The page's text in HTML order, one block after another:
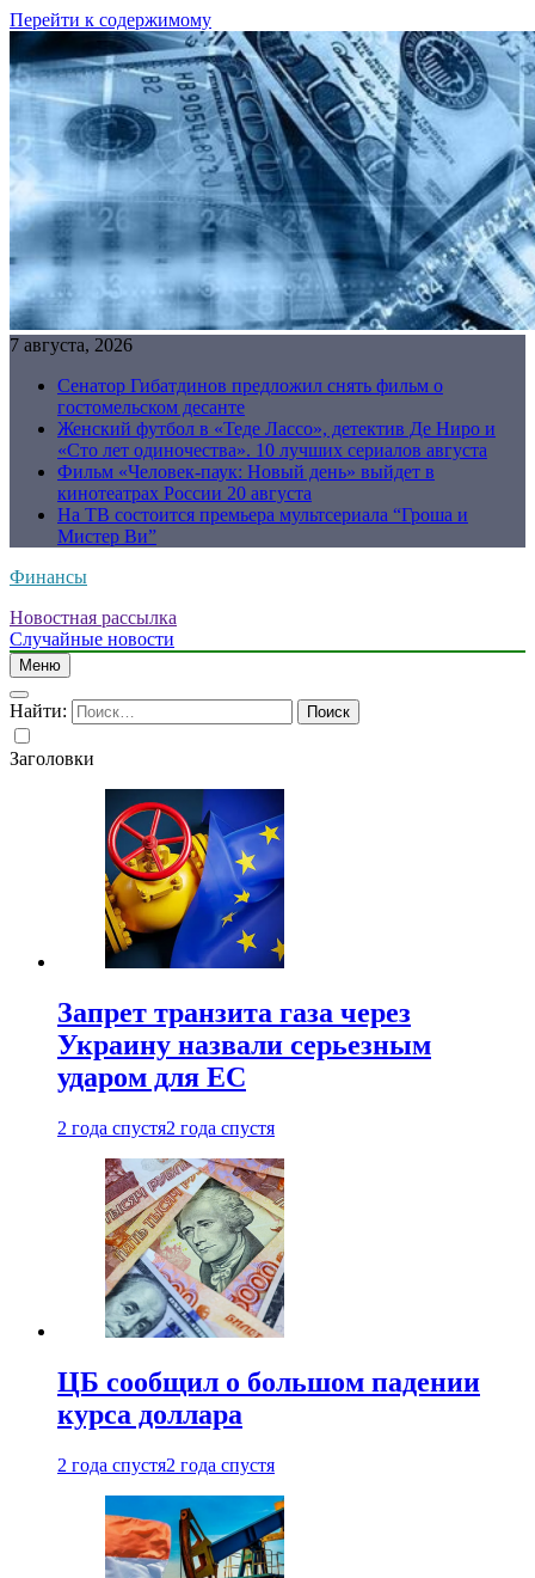
Перейти к содержимому
7 августа, 2026
Сенатор Гибатдинов предложил снять фильм о
гостомельском десанте
Женский футбол в «Теде Лассо», детектив Де Ниро и
«Сто лет одиночества». 10 лучших сериалов августа
Фильм «Человек-паук: Новый день» выйдет в
кинотеатрах России 20 августа
На ТВ состоится премьера мультсериала “Гроша и
Мистер Ви”
Финансы
Новостная рассылка
Случайные новости
Меню
Найти:
Заголовки
Запрет транзита газа через
Украину назвали серьезным
ударом для ЕС
2 года спустя2 года спустя
ЦБ сообщил о большом падении
курса доллара
2 года спустя2 года спустя